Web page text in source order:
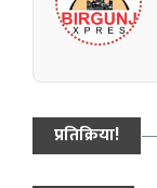
प्रतिक्रिया!